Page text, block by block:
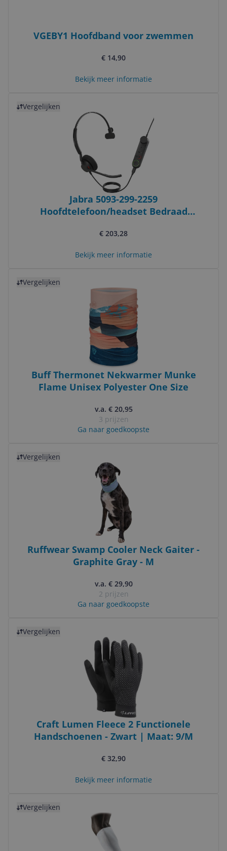
VGEBY1 Hoofdband voor zwemmen
€ 14,90
Bekijk meer informatie
Vergelijken
Jabra 5093-299-2259
Hoofdtelefoon/headset Bedraad
Zwart
€ 203,28
Bekijk meer informatie
Vergelijken
Buff Thermonet Nekwarmer Munke
Flame Unisex Polyester One Size
v.a. € 20,95
3 prijzen
Ga naar goedkoopste
Vergelijken
Ruffwear Swamp Cooler Neck Gaiter -
Graphite Gray - M
v.a. € 29,90
2 prijzen
Ga naar goedkoopste
Vergelijken
Craft Lumen Fleece 2 Functionele
Handschoenen - Zwart | Maat: 9/M
€ 32,90
Bekijk meer informatie
Vergelijken